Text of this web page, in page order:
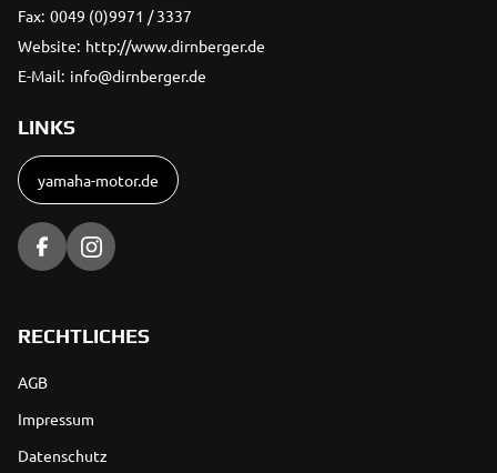
Fax: 0049 (0)9971 / 3337
Website: http://www.dirnberger.de
E-Mail: info@dirnberger.de
LINKS
yamaha-motor.de
RECHTLICHES
AGB
Impressum
Datenschutz